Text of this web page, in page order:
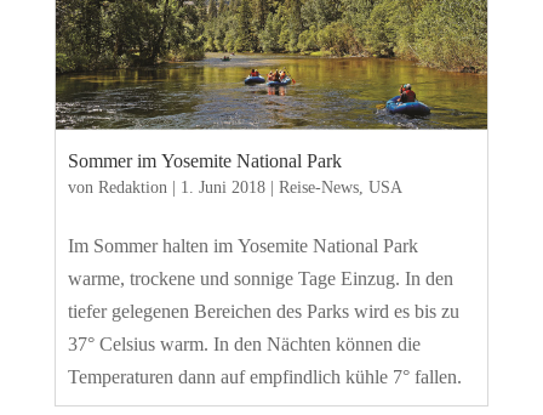
Sommer im Yosemite National Park
von Redaktion| 1. Juni 2018| Reise-News, USA
Im Sommer halten im Yosemite National Park
warme, trockene und sonnige Tage Einzug. In den
tiefer gelegenen Bereichen des Parks wird es bis zu
37° Celsius warm. In den Nächten können die
Temperaturen dann auf empfindlich kühle 7° fallen.